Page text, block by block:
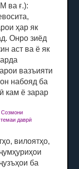
ва ғ.):
ҳар як
Онро зиёд
аст ва ё як
вазъияти
набояд ба
кам ё зарар
Созмони
даврӣ
вилоятҳо,
ба